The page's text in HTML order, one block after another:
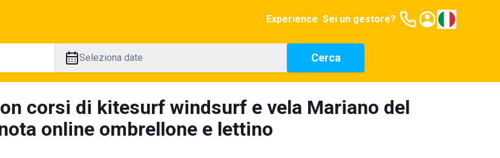
Experience Sei un gestore?
Seleziona date Cerca
corsi di kitesurf windsurf e vela Mariano del
online ombrellone e lettino